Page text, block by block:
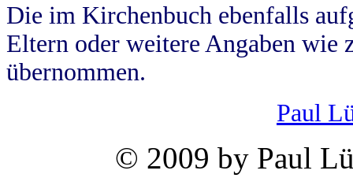
Die im Kirchenbuch ebenfalls
Eltern oder weitere Angaben wie
übernommen.
Paul
© 2009 by Paul